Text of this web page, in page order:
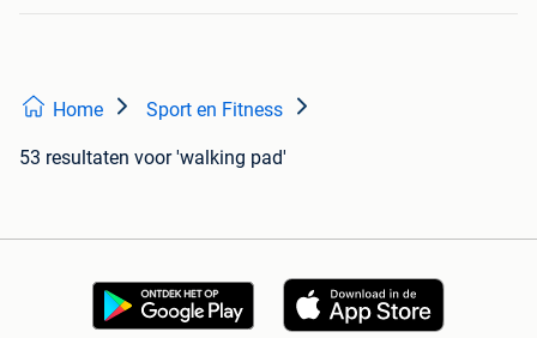
Home Sport en Fitness
53 resultaten voor 'walking pad'